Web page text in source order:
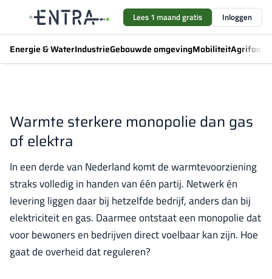
Lees 1 maand gratis Inloggen
Energie & WaterIndustrieGebouwde omgevingMobiliteitAgrifood
Warmte sterkere monopolie dan gas
of elektra
In een derde van Nederland komt de warmtevoorziening
straks volledig in handen van één partij. Netwerk én
levering liggen daar bij hetzelfde bedrijf, anders dan bij
elektriciteit en gas. Daarmee ontstaat een monopolie dat
voor bewoners en bedrijven direct voelbaar kan zijn. Hoe
gaat de overheid dat reguleren?